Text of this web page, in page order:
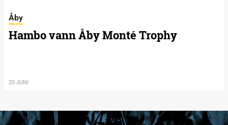
Åby
Hambo vann Åby Monté Trophy
25 JUNI